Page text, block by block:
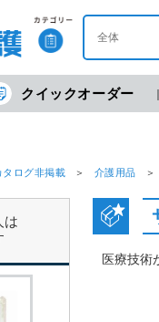
クイックオーダー
タログ非掲載 介護用品
は
医療技術